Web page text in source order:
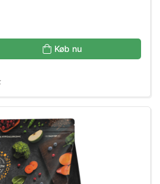
Køb nu